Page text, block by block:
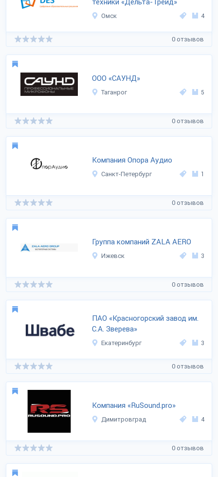
техники «Дельта-Трейд»
Омск 4
0 отзывов
ООО «САУНД»
Таганрог 5
0 отзывов
Компания Опора Аудио
Санкт-Петербург 1
0 отзывов
Группа компаний ZALA AERO
Ижевск 3
0 отзывов
ПАО «Красногорский завод им.
С.А. Зверева»
Екатеринбург 3
0 отзывов
Компания «RuSound.pro»
Димитровград 4
0 отзывов